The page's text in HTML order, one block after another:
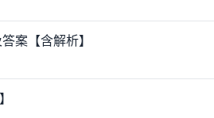
案【含解析】